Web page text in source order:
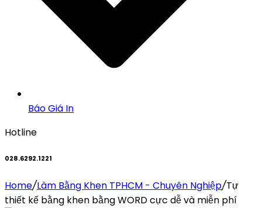
Báo Giá In
Hotline
028.6292.1221
Home/Làm Bằng Khen TPHCM - Chuyên Nghiệp/Tự
thiết kế bằng khen bằng WORD cực dễ và miễn phí